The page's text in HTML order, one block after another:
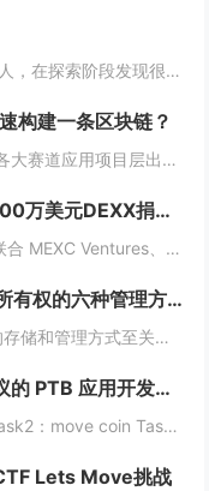
我是彩笺， 作为一个初入web3的新人，在探索阶段发现很多概念、工具都需要花费一定的时间和精力，才能了解到其在web3中所代表的含义。 概念上；像是去中心化、区块链、智能合约... 工具上：钱包、私钥、跨链桥... 在看到web3相...
构建一条区块链？
Web3应用的发展正进入井喷阶段，各大赛道应用项目层出不穷，同时公链赛道也在稳步增长，据Coingecko数据显示，目前收录的L1和L2项目已经超过7000个，这里面不仅有做基础设施的L1，还有许多专注于业务的应用链。公链的发展已不局限于基...
LBank牵头7家行业先锋发起1,500万美元DEXX捐赠计划
区块链技术网 据官方消息，LBank 联合 MEXC Ventures、HashKey Capital、SevenX Ventures、Mask Network 等共同发起了对 DEXX 的 1,500 万美元捐赠计划，该计划将为...
独占还是共享？Sui 区块链对象所有权的六种管理方式全解析
前言 在区块链开发的语境下，数据的存储和管理方式至关重要。而 Move 语言作为一种专为区块链设计的编程语言，以其灵活的语法和强大的能力系统，成为 Sui 区块链的核心语言。本文将围绕 Move 语言中的结构体展开，解析其在 Sui 区块...
从零到一：基于 Sui 和 Navi 协议的 PTB 应用开发教程
系列文章目录 Task1：hello move Task2：move coin Task3：move nft Task4：move game Task5：move swap Task6：sdk ptb 更多精彩内容，敬请期待！️...
Lets Move挑战